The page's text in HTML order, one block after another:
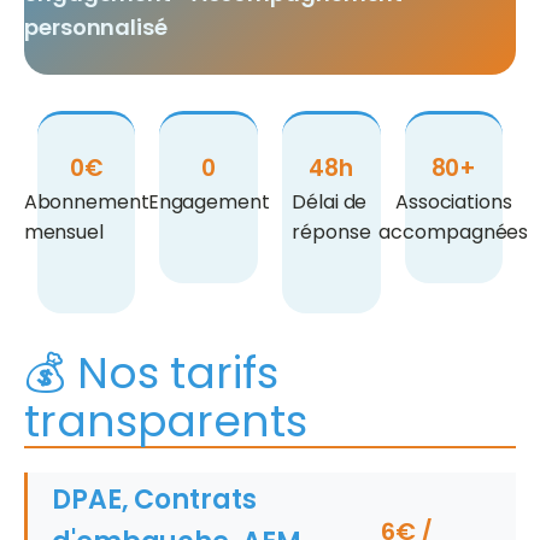
personnalisé
0€
Abonnement
mensuel
0
Engagement
48h
Délai de
réponse
80+
Associations
accompagnées
💰 Nos tarifs
transparents
DPAE, Contrats
6€ /